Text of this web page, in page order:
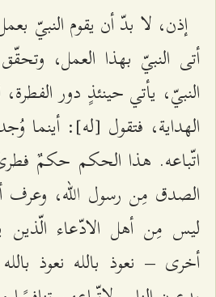
إذن، لا بدّ أن يقوم النبيّ
أتى النبيّ بهذا العمل،
النبيّ، يأتي حينئذٍ دور
الهداية، فتقول [له]: أينما
اتّباعه. هذا الحكم حكمٌ
الصدق مِن رسول الله، وعرف
ليس مِن أهل الادّعاء الّذين
أخرى – نعوذ بالله نعوذ